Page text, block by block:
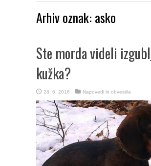
Arhiv oznak: asko
Ste morda videli
kužka?
28. 6. 2016 Napovedi in obvestila